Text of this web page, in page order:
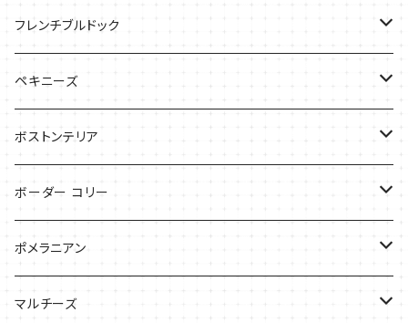
バッグ
バッグ
ケース
Tシャツ
バッグ
ケース
フレンチブルドック
バッグ
ケース
ペキニーズ
ケース
Tシャツ
バッグ
ボストンテリア
Tシャツ
バッグ
ケース
ボーダー コリー
Tシャツ
バッグ
ポメラニアン
Tシャツ
マルチーズ